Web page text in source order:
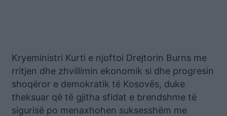
Kryeministri Kurti e njoftoi Drejtorin Burns me
rritjen dhe zhvillimin ekonomik si dhe progresin
shoqëror e demokratik të Kosovës, duke
theksuar që të gjitha sfidat e brendshme të
sigurisë po menaxhohen suksesshëm me